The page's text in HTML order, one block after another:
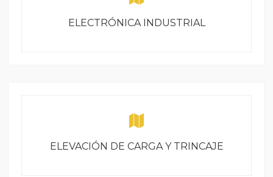
ELECTRÓNICA INDUSTRIAL
ELEVACIÓN DE CARGA Y TRINCAJE